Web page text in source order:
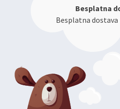
Besplatna
Besplatna dostava